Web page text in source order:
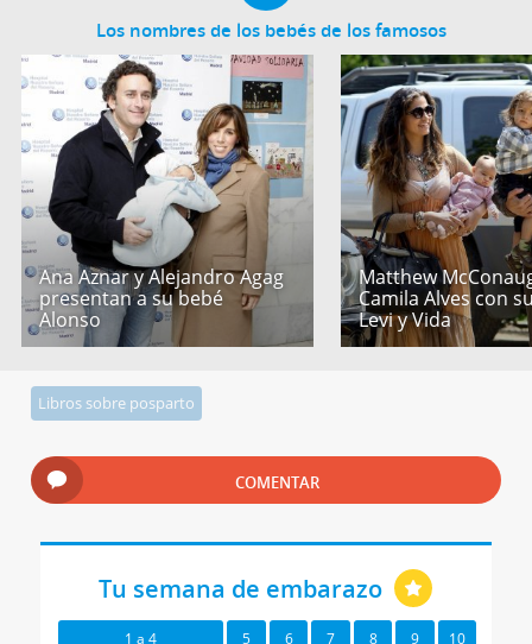
Los nombres de los bebés de los famosos
Ana Aznar y Alejandro Agag
presentan a su bebé
Alonso
Matthew
Camila Alves con
Levi y Vida
Libros sobre posparto
COMENTAR
Tu semana de embarazo
1 a 4 5 6 7 8 9 10